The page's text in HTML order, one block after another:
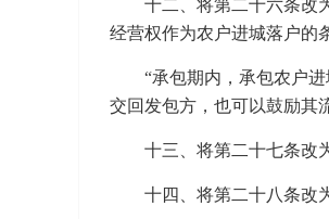
十二、将第二十六条改
经营权作为农户进城落户的
“承包期内，承包农户
交回发包方，也可以鼓励其
十三、将第二十七条改
十四、将第二十八条改